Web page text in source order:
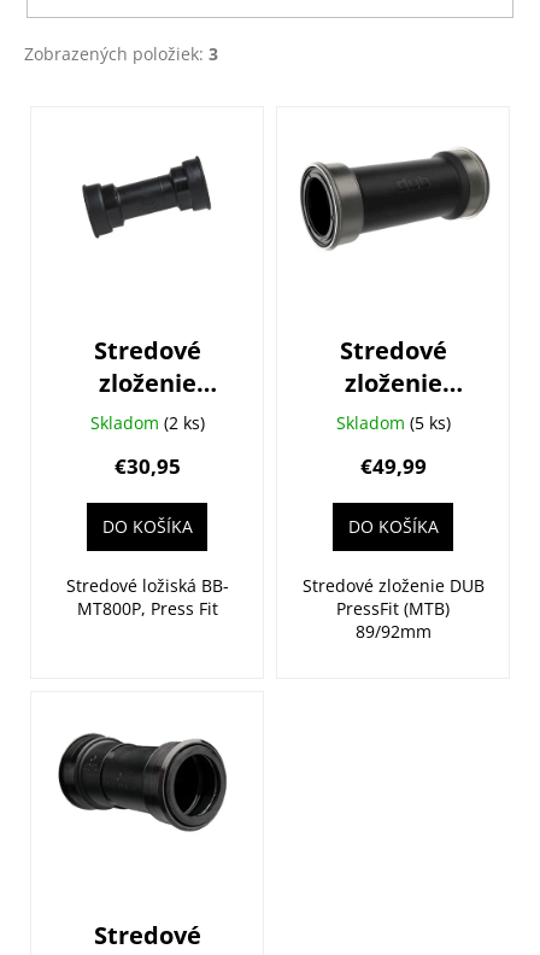
Zobrazených položiek: 3
Stredové
zloženie
SHIMANO BB-
Press Fit
horské
Skladom (2 ks)
€30,95
DO KOŠÍKA
Stredové ložiská BB-
MT800P, Press Fit
Stredové
zloženie
SRAM AM BB
89.5/92 MTB
Skladom (5 ks)
€49,99
DO KOŠÍKA
Stredové zloženie DUB
PressFit (MTB)
89/92mm
Stredové